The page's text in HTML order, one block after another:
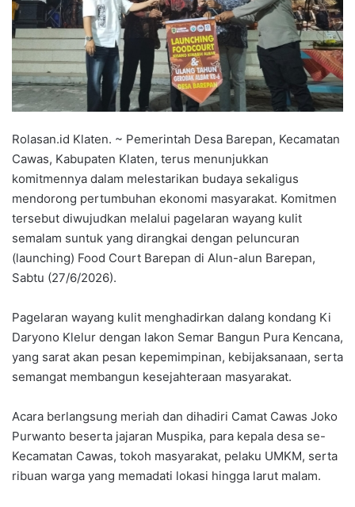
Rolasan.id Klaten. ~ Pemerintah Desa Barepan, Kecamatan
Cawas, Kabupaten Klaten, terus menunjukkan
komitmennya dalam melestarikan budaya sekaligus
mendorong pertumbuhan ekonomi masyarakat. Komitmen
tersebut diwujudkan melalui pagelaran wayang kulit
semalam suntuk yang dirangkai dengan peluncuran
(launching) Food Court Barepan di Alun-alun Barepan,
Sabtu (27/6/2026).
Pagelaran wayang kulit menghadirkan dalang kondang Ki
Daryono Klelur dengan lakon Semar Bangun Pura Kencana,
yang sarat akan pesan kepemimpinan, kebijaksanaan, serta
semangat membangun kesejahteraan masyarakat.
Acara berlangsung meriah dan dihadiri Camat Cawas Joko
Purwanto beserta jajaran Muspika, para kepala desa se-
Kecamatan Cawas, tokoh masyarakat, pelaku UMKM, serta
ribuan warga yang memadati lokasi hingga larut malam.